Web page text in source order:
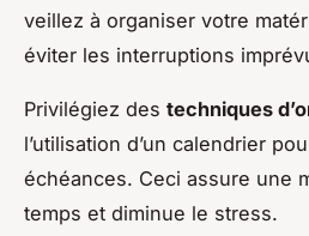
veillez à organiser votre
éviter les interruptions
Privilégiez des techniques
l’utilisation d’un calendrier
échéances. Ceci assure une
temps et diminue le stress.